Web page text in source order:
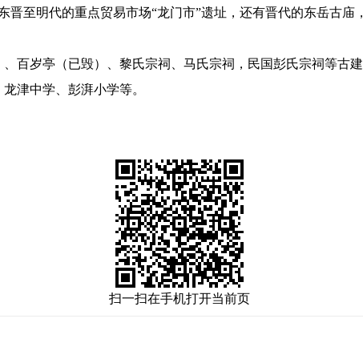
晋至明代的重点贸易市场“龙门市”遗址，还有晋代的东岳古
百岁亭（已毁）、黎氏宗祠、马氏宗祠，民国彭氏宗祠等古
津中学、彭湃小学等。
扫一扫在手机打开当前页